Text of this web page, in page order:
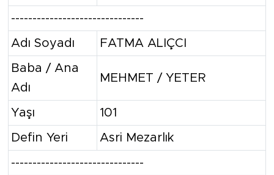
-------------------------------
Adı Soyadı FATMA ALIÇCI
Baba / Ana
Adı
MEHMET / YETER
Yaşı 101
Defin Yeri Asri Mezarlık
-------------------------------